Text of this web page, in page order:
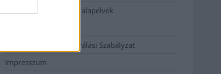
Etikai és függetlenségi alapelvek
Hozzászólási és Moderálási Szabályzat
Impresszum